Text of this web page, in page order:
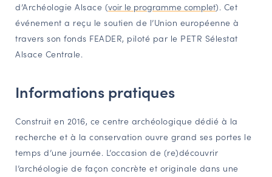
PORTAIL CULTURE
Comité d'Histoire Régionale
Service Inventaire et Patrimoines de la Région Grand Est
VOUS ÊTES…
Responsables de structures
d’Archéologie Alsace (voir le programme complet). Cet
événement a reçu le soutien de l’Union européenne à
travers son fonds FEADER, piloté par le PETR Sélestat
Alsace Centrale.
Informations pratiques
Construit en 2016, ce centre archéologique dédié à la
recherche et à la conservation ouvre grand ses portes le
temps d’une journée. L’occasion de (re)découvrir
l’archéologie de façon concrète et originale dans une